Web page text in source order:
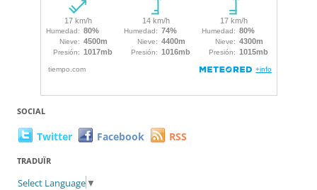
SOCIAL
Twitter Facebook RSS
TRADUÏR
Select Language ▼